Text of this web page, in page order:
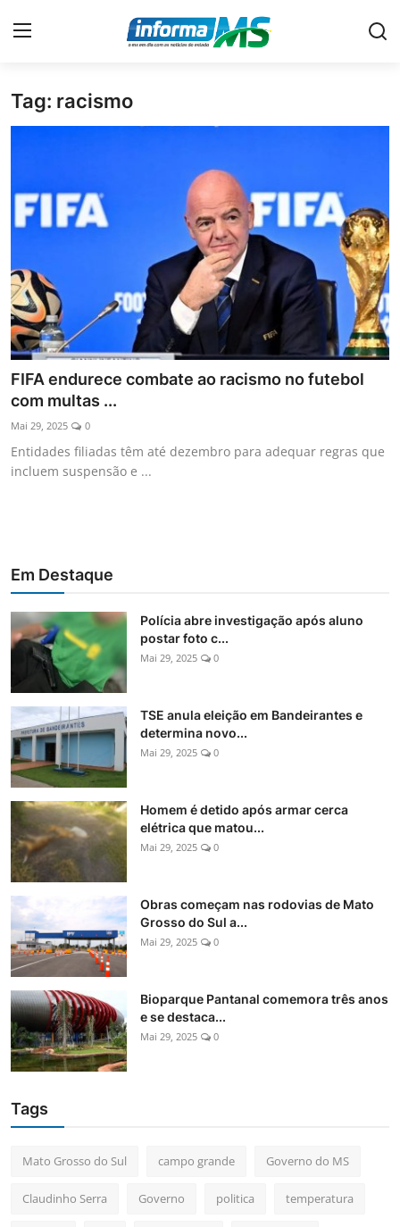
Home
Economia
Cidades
Política
Geral
No Ar
Policial
Internacional
Fotos do Dia
Turismo
Tag: racismo
FIFA endurece combate ao racismo no futebol
com multas ...
Mai 29, 2025 0
Entidades filiadas têm até dezembro para adequar regras que
incluem suspensão e ...
Em Destaque
Polícia abre investigação após aluno
postar foto c...
Mai 29, 2025 0
TSE anula eleição em Bandeirantes e
determina novo...
Mai 29, 2025 0
Homem é detido após armar cerca
elétrica que matou...
Mai 29, 2025 0
Obras começam nas rodovias de Mato
Grosso do Sul a...
Mai 29, 2025 0
Bioparque Pantanal comemora três anos
e se destaca...
Mai 29, 2025 0
Tags
Mato Grosso do Sul campo grande Governo do MS
Claudinho Serra Governo politica temperatura